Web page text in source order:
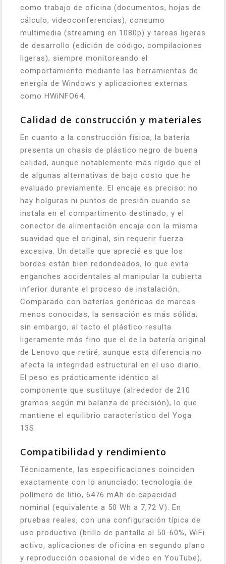
como trabajo de oficina (documentos, hojas de
cálculo, videoconferencias), consumo
multimedia (streaming en 1080p) y tareas ligeras
de desarrollo (edición de código, compilaciones
ligeras), siempre monitoreando el
comportamiento mediante las herramientas de
energía de Windows y aplicaciones externas
como HWiNFO64.
Calidad de construcción y materiales
En cuanto a la construcción física, la batería
presenta un chasis de plástico negro de buena
calidad, aunque notablemente más rígido que el
de algunas alternativas de bajo costo que he
evaluado previamente. El encaje es preciso: no
hay holguras ni puntos de presión cuando se
instala en el compartimento destinado, y el
conector de alimentación encaja con la misma
suavidad que el original, sin requerir fuerza
excesiva. Un detalle que aprecié es que los
bordes están bien redondeados, lo que evita
enganches accidentales al manipular la cubierta
inferior durante el proceso de instalación.
Comparado con baterías genéricas de marcas
menos conocidas, la sensación es más sólida;
sin embargo, al tacto el plástico resulta
ligeramente más fino que el de la batería original
de Lenovo que retiré, aunque esta diferencia no
afecta la integridad estructural en el uso diario.
El peso es prácticamente idéntico al
componente que sustituye (alrededor de 210
gramos según mi balanza de precisión), lo que
mantiene el equilibrio característico del Yoga
13S.
Compatibilidad y rendimiento
Técnicamente, las especificaciones coinciden
exactamente con lo anunciado: tecnología de
polímero de litio, 6476 mAh de capacidad
nominal (equivalente a 50 Wh a 7,72 V). En
pruebas reales, con una configuración típica de
uso productivo (brillo de pantalla al 50-60%, WiFi
activo, aplicaciones de oficina en segundo plano
y reproducción ocasional de video en YouTube),